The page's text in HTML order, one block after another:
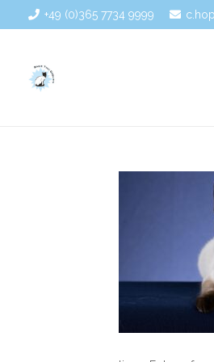
+49 (0)365 7734 9999